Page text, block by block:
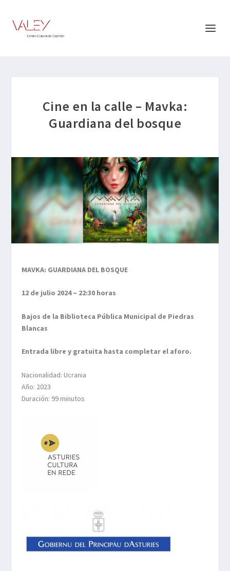
Cine en la calle – Mavka:
Guardiana del bosque
MAVKA: GUARDIANA DEL BOSQUE
12 de julio 2024 – 22:30 horas
Bajos de la Biblioteca Pública Municipal de Piedras
Blancas
Entrada libre y gratuita hasta completar el aforo.
Nacionalidad: Ucrania
Año: 2023
Duración: 99 minutos